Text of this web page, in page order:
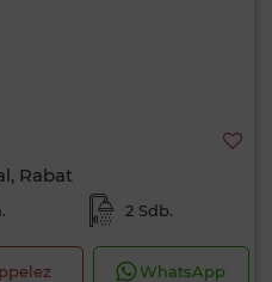
Rabat
2 Sdb.
WhatsApp